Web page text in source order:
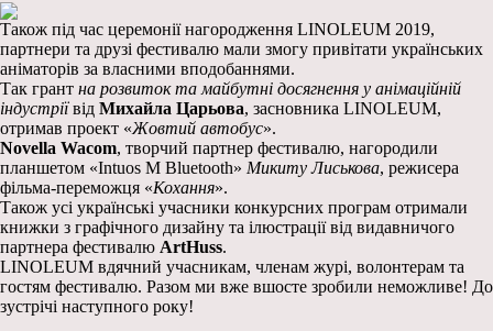
Також під час церемонії нагородження LINOLEUM 2019,
партнери та друзі фестивалю мали змогу привітати українських
аніматорів за власними вподобаннями.
Так грант на розвиток та майбутні досягнення у анімаційній
індустріївід Михайла Царьова, засновника LINOLEUM,
отримав проект «Жовтий автобус».
Novella Wacom, творчий партнер фестивалю, нагородили
планшетом «Intuos M Bluetooth» Микиту Лиськова, режисера
фільма-переможця «Кохання».
Також усі українські учасники конкурсних програм отримали
книжки з графічного дизайну та ілюстрації від видавничого
партнера фестивалю ArtHuss.
LINOLEUM вдячний учасникам, членам журі, волонтерам та
гостям фестивалю. Разом ми вже вшосте зробили неможливе! До
зустрічі наступного року!